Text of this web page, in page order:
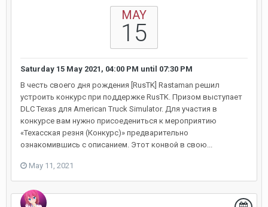
MAY
15
Saturday 15 May 2021, 04:00 PM until 07:30 PM
В честь своего дня рождения [RusTK] Rastaman решил
устроить конкурс при поддержке RusTK. Призом выступает
DLC Texas для American Truck Simulator. Для участия в
конкурсе вам нужно присоедениться к мероприятию
«Техасская резня (Конкурс)» предварительно
ознакомившись с описанием. Этот конвой в свою...
May 11, 2021